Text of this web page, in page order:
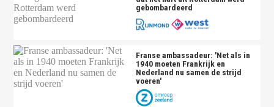
gebombardeerd
Franse ambassadeur: 'Net als in
1940 moeten Frankrijk en
Nederland nu samen de strijd
voeren'